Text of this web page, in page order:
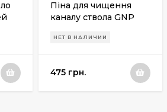
Піна для чищення
каналу ствола GNP
400мл
НЕТ В НАЛИЧИИ
475 грн.